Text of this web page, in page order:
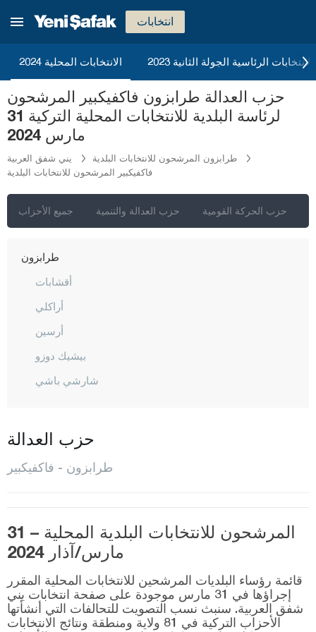
انتخابات
الانتخابات المحلية 2024 2023 الانتخابات الرئاسية الجولة الثانية
حزب العدالة طرابزون فاكفيكبير المرشحون
لرئاسة البلدية للانتخابات المحلية التركية 31
مارس 2024
يني شفق العربية
طرابزون المرشحون للانتخابات البلدية
فاكفيكبير المرشحون للانتخابات البلدية
جميع الأحزاب حزب العدالة والتنمية حزب الحركة القومية
صقاريا
شانلي أورفا
سيرت
سينوب
شرناق
سيفاس
توكات
طرابزون
أقشابات
أراكلي
أرسين
بيشيك دوزو
شارشي باشي
ديرين بازاري
ماشكا
أوف
أورطا حصار
شالي بازاري
سورمانيه
حزب العدالة
طرابزون - فاكفيكبير
المرشحون للانتخابات البلدية المحلية – 31
مارس/آذار 2024
قائمة رؤساء البلديات المرشحين للانتخابات المحلية المقرر
إجراؤها في 31 مارس موجودة على صفحة انتخابات يني
شفق العربية. سنبث نسب التصويت للتحالفات التي أنشأتها
الأحزاب التركية في 81 ولاية ومنطقة ونتائج الانتخابات